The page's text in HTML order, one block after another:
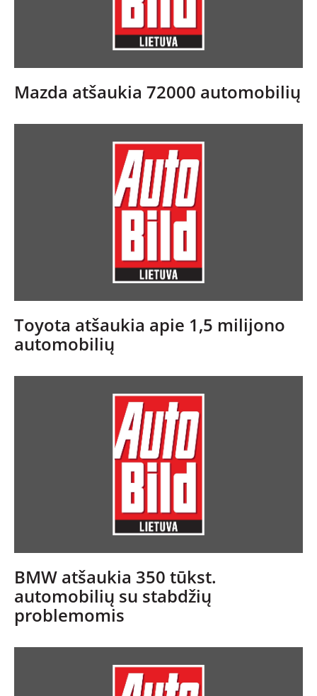
ĮVAIRENYBĖS
Mazda atšaukia 72000 automobilių
Toyota atšaukia apie 1,5 milijono
automobilių
BMW atšaukia 350 tūkst.
automobilių su stabdžių
problemomis